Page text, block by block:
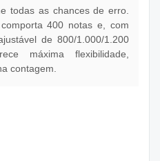
todas as chances de erro.
400 notas e, com
de 800/1.000/1.200
máxima flexibilidade,
contagem.